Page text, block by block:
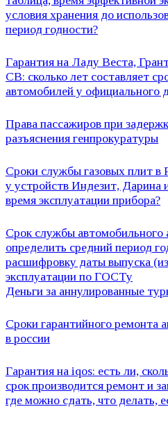
условия хранения до
период годности?
Гарантия на Ладу Веста,
СВ: сколько лет составляет
автомобилей у официального
Права пассажиров при
разъяснения генпрокуратуры
Сроки службы газовых плит в
у устройств Индезит, Дарина
время эксплуатации прибора?
Срок службы автомобильного
определить средний период
расшифровку даты выпуска
эксплуатации по ГОСТу
Деньги за аннулированные
Сроки гарантийного ремонта
в россии
Гарантия на iqos: есть ли,
срок производится ремонт и
где можно сдать, что делать,